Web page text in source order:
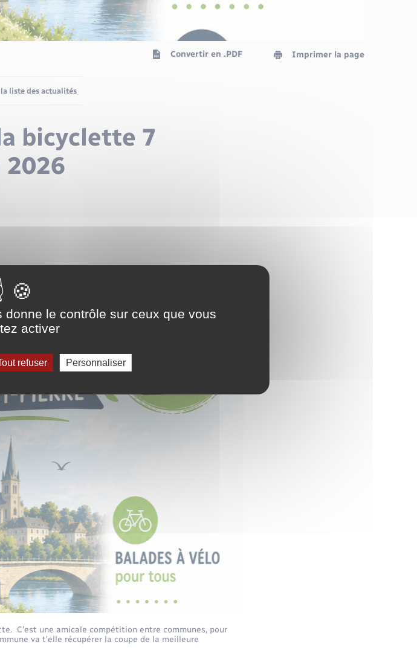
Convertir en .PDF Imprimer la page
liste des actualités
bicyclette 7
C’est une amicale compétition entre communes, pour
va t’elle récupérer la coupe de la meilleure
le contrôle sur ceux que vous
activer
refuser Personnaliser